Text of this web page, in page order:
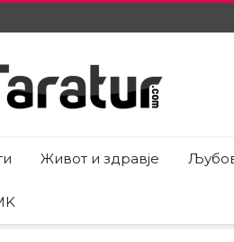
Живот и здравје